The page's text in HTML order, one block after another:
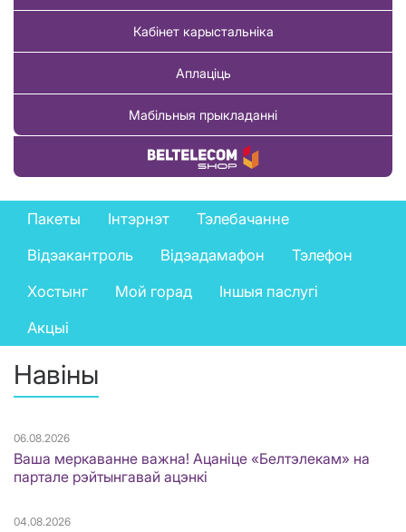
Кабінет карыстальніка
Аплаціць
Мабільныя прыкладанні
Купіць тавар
Private
services
menu
Пакеты Інтэрнэт
Тэлебачанне
Відэакантроль
Відэадамафон
Тэлефон
Хостынг
Мой горад
Іншыя паслугі
Акцыі
Навіны
06.08.2026
Ваша меркаванне важна! Ацаніце «Белтэлекам» на
партале рэйтынгавай ацэнкі
04.08.2026